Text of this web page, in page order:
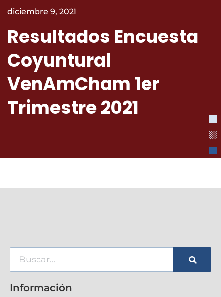
diciembre 9, 2021
Resultados Encuesta
Coyuntural
VenAmCham 1er
Trimestre 2021
Información